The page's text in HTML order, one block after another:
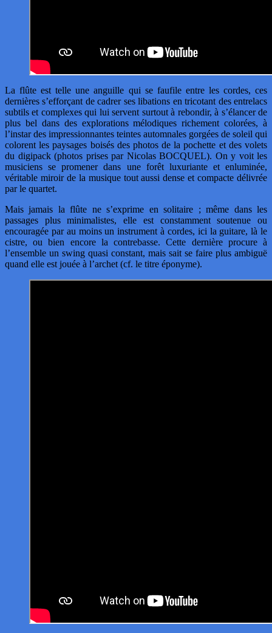
La flûte est telle une anguille qui se faufile entre les cordes, ces
dernières s’efforçant de cadrer ses libations en tricotant des entrelacs
subtils et complexes qui lui servent surtout à rebondir, à s’élancer de
plus bel dans des explorations mélodiques richement colorées, à
l’instar des impressionnantes teintes automnales gorgées de soleil qui
colorent les paysages boisés des photos de la pochette et des volets
du digipack (photos prises par Nicolas BOCQUEL). On y voit les
musiciens se promener dans une forêt luxuriante et enluminée,
véritable miroir de la musique tout aussi dense et compacte délivrée
par le quartet.
Mais jamais la flûte ne s’exprime en solitaire ; même dans les
passages plus minimalistes, elle est constamment soutenue ou
encouragée par au moins un instrument à cordes, ici la guitare, là le
cistre, ou bien encore la contrebasse. Cette dernière procure à
l’ensemble un swing quasi constant, mais sait se faire plus ambiguë
quand elle est jouée à l’archet (cf. le titre éponyme).